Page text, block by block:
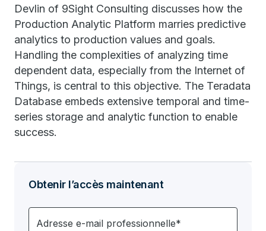
Devlin of 9Sight Consulting discusses how the
Production Analytic Platform marries predictive
analytics to production values and goals.
Handling the complexities of analyzing time
dependent data, especially from the Internet of
Things, is central to this objective. The Teradata
Database embeds extensive temporal and time-
series storage and analytic function to enable
success.
Obtenir l’accès maintenant
Adresse e-mail professionnelle*